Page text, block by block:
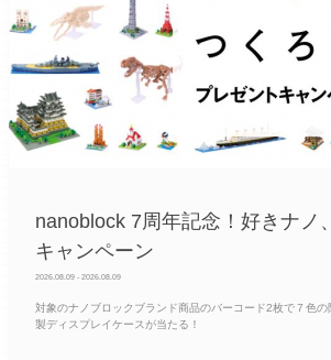
nanoblock 7周年記念！好きナノ
キャンペーン
2026.08.09 - 2026.08.09
対象のナノブロックブランド商品のバーコード2枚で７色
製ディスプレイケースが当たる！